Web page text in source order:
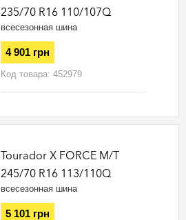
235/70 R16 110/107Q
всесезонная шина
4 901 грн
Код товара:452979
Tourador X FORCE M/T
245/70 R16 113/110Q
всесезонная шина
5 101 грн